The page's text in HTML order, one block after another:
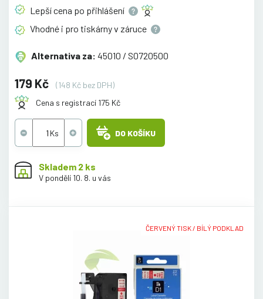
Lepší cena po přihlášení
Vhodné i pro tiskárny v záruce
Alternativa za: 45010 / S0720500
179 Kč
(148 Kč bez DPH)
Cena s registrací 175 Kč
DO KOŠÍKU
Skladem 2 ks
V pondělí 10. 8. u vás
ČERVENÝ TISK / BÍLÝ PODKLAD